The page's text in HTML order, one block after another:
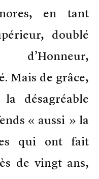
en tant
doublé
Mais de grâce,
désagréable
« aussi » la
qui ont fait
de vingt ans,